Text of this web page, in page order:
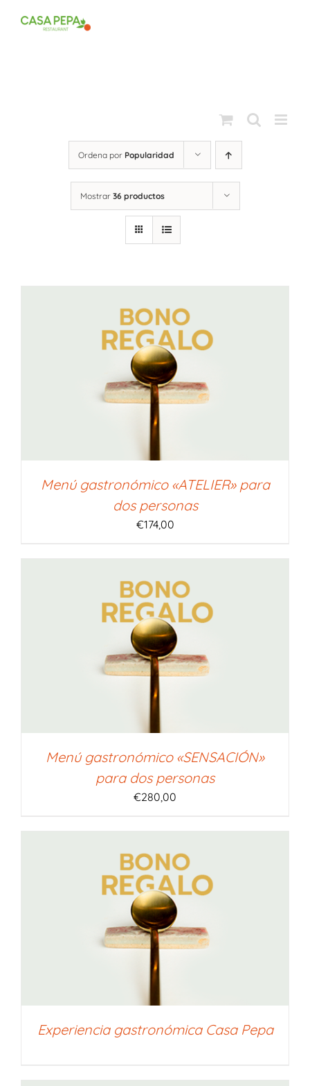
Ordena por Popularidad
Mostrar 36 productos
Menú gastronómico «ATELIER» para
dos personas
€174,00
Menú gastronómico «SENSACIÓN»
para dos personas
€280,00
Experiencia gastronómica Casa Pepa